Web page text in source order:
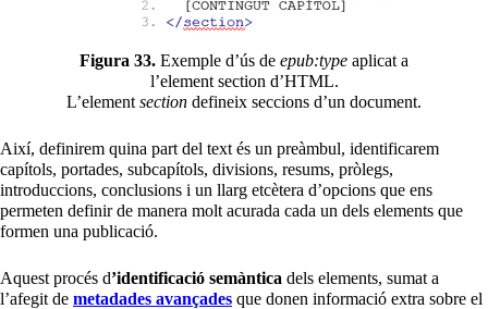
Figura 33. Exemple d’ús de epub:type aplicat a
l’element section d’HTML.
L’element section defineix seccions d’un document.
Així, definirem quina part del text és un preàmbul, identificarem
capítols, portades, subcapítols, divisions, resums, pròlegs,
introduccions, conclusions i un llarg etcètera d’opcions que ens
permeten definir de manera molt acurada cada un dels elements que
formen una publicació.
Aquest procés d’identificació semàntica dels elements, sumat a
l’afegit de metadades avançades que donen informació extra sobre el